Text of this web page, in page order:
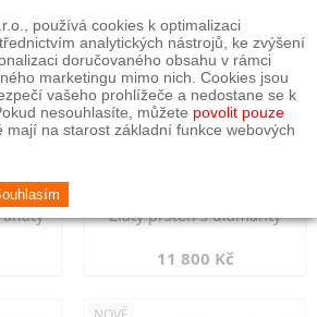
Zlatý prsten s diamanty
11 800 Kč
používá cookies k optimalizaci
analytických nástrojů, ke zvýšení
doručovaného obsahu v rámci
marketingu mimo nich. Cookies jsou
vašeho prohlížeče a nedostane se k
nesouhlasíte, můžete povolit pouze
mají na starost základní funkce webových